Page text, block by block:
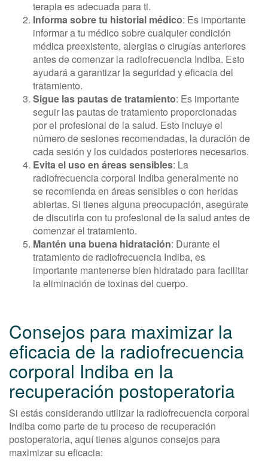
terapia es adecuada para ti.
Informa sobre tu historial médico: Es importante
informar a tu médico sobre cualquier condición
médica preexistente, alergias o cirugías anteriores
antes de comenzar la radiofrecuencia Indiba. Esto
ayudará a garantizar la seguridad y eficacia del
tratamiento.
Sigue las pautas de tratamiento: Es importante
seguir las pautas de tratamiento proporcionadas
por el profesional de la salud. Esto incluye el
número de sesiones recomendadas, la duración de
cada sesión y los cuidados posteriores necesarios.
Evita el uso en áreas sensibles: La
radiofrecuencia corporal Indiba generalmente no
se recomienda en áreas sensibles o con heridas
abiertas. Si tienes alguna preocupación, asegúrate
de discutirla con tu profesional de la salud antes de
comenzar el tratamiento.
Mantén una buena hidratación: Durante el
tratamiento de radiofrecuencia Indiba, es
importante mantenerse bien hidratado para facilitar
la eliminación de toxinas del cuerpo.
Consejos para maximizar la
eficacia de la radiofrecuencia
corporal Indiba en la
recuperación postoperatoria
Si estás considerando utilizar la radiofrecuencia corporal
Indiba como parte de tu proceso de recuperación
postoperatoria, aquí tienes algunos consejos para
maximizar su eficacia: